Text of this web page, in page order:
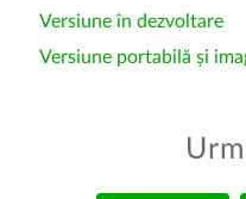
Versiune în dezvoltare
Versiune portabilă și